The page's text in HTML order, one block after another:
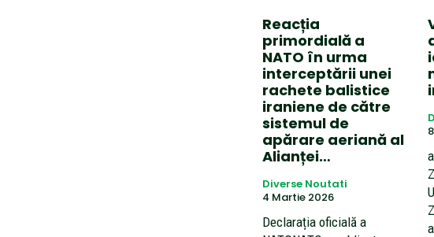
Reacția
primordială a
NATO în urma
interceptării unei
rachete balistice
iraniene de către
sistemul de
apărare aeriană al
Alianței…
Diverse Noutati
4 Martie 2026
Declarația oficială a